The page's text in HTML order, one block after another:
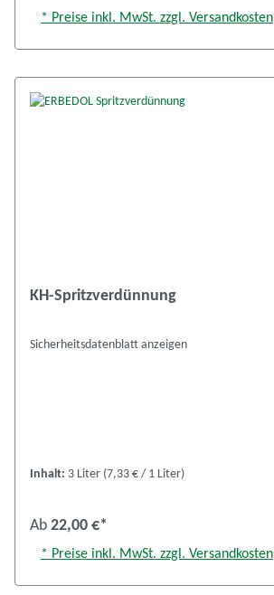
* Preise inkl. MwSt. zzgl. Versandkosten
KH-Spritzverdünnung
Sicherheitsdatenblatt anzeigen
Inhalt: 3 Liter (7,33 € / 1 Liter)
Ab 22,00 €*
* Preise inkl. MwSt. zzgl. Versandkosten